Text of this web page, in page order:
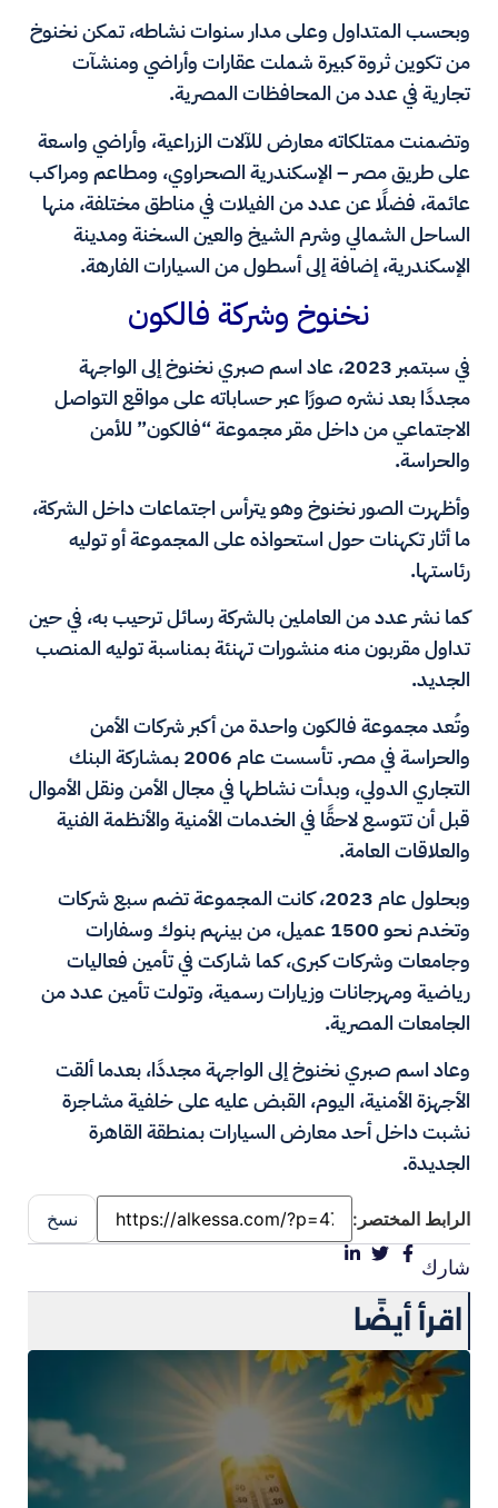
وبحسب المتداول وعلى مدار سنوات نشاطه، تمكن نخنوخ
من تكوين ثروة كبيرة شملت عقارات وأراضي ومنشآت
تجارية في عدد من المحافظات المصرية.
وتضمنت ممتلكاته معارض للآلات الزراعية، وأراضي واسعة
على طريق مصر – الإسكندرية الصحراوي، ومطاعم ومراكب
عائمة، فضلًا عن عدد من الفيلات في مناطق مختلفة، منها
الساحل الشمالي وشرم الشيخ والعين السخنة ومدينة
الإسكندرية، إضافة إلى أسطول من السيارات الفارهة.
نخنوخ وشركة فالكون
في سبتمبر 2023، عاد اسم صبري نخنوخ إلى الواجهة
مجددًا بعد نشره صورًا عبر حساباته على مواقع التواصل
الاجتماعي من داخل مقر مجموعة “فالكون” للأمن
والحراسة.
وأظهرت الصور نخنوخ وهو يترأس اجتماعات داخل الشركة،
ما أثار تكهنات حول استحواذه على المجموعة أو توليه
رئاستها.
كما نشر عدد من العاملين بالشركة رسائل ترحيب به، في حين
تداول مقربون منه منشورات تهنئة بمناسبة توليه المنصب
الجديد.
وتُعد مجموعة فالكون واحدة من أكبر شركات الأمن
والحراسة في مصر. تأسست عام 2006 بمشاركة البنك
التجاري الدولي، وبدأت نشاطها في مجال الأمن ونقل الأموال
قبل أن تتوسع لاحقًا في الخدمات الأمنية والأنظمة الفنية
والعلاقات العامة.
وبحلول عام 2023، كانت المجموعة تضم سبع شركات
وتخدم نحو 1500 عميل، من بينهم بنوك وسفارات
وجامعات وشركات كبرى، كما شاركت في تأمين فعاليات
رياضية ومهرجانات وزيارات رسمية، وتولت تأمين عدد من
الجامعات المصرية.
وعاد اسم صبري نخنوخ إلى الواجهة مجددًا، بعدما ألقت
الأجهزة الأمنية، اليوم، القبض عليه على خلفية مشاجرة
نشبت داخل أحد معارض السيارات بمنطقة القاهرة
الجديدة.
الرابط المختصر: نسخ
شارك
اقرأ أيضًا